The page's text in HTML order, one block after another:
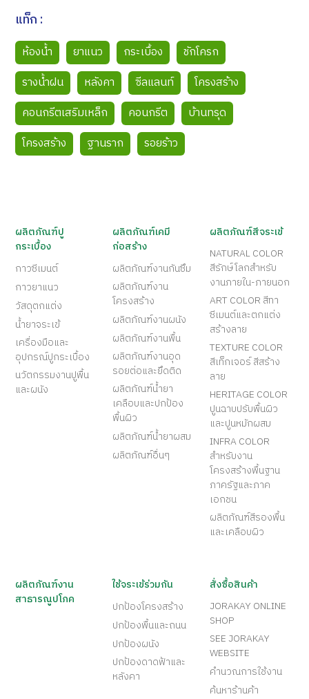
แท็ก :
ห้องน้ำ ยาแนว กระเบื้อง
ชักโครก
รางน้ำฝน
หลังคา ซีลแลนท์
โครงสร้าง
คอนกรีตเสริมเหล็ก
คอนกรีต
บ้านทรุด
โครงสร้าง
ฐานราก รอยร้าว
ผลิตภัณฑ์ปู
กระเบื้อง
กาวซีเมนต์
กาวยาแนว
วัสดุตกแต่ง
น้ำยาจระเข้
เครื่องมือและ
อุปกรณ์ปูกระเบื้อง
นวัตกรรมงานปูพื้น
และผนัง
ผลิตภัณฑ์เคมี
ก่อสร้าง
ผลิตภัณฑ์งานกันซึม
ผลิตภัณฑ์งาน
โครงสร้าง
ผลิตภัณฑ์งานผนัง
ผลิตภัณฑ์งานพื้น
ผลิตภัณฑ์งานอุด
รอยต่อและยึดติด
ผลิตภัณฑ์น้ำยา
เคลือบและปกป้อง
พื้นผิว
ผลิตภัณฑ์น้ำยาผสม
ผลิตภัณฑ์อื่นๆ
ผลิตภัณฑ์สีจระเข้
NATURAL COLOR
สีรักษ์โลกสำหรับ
งานภายใน-ภายนอก
ART COLOR สีทา
ซีเมนต์และตกแต่ง
สร้างลาย
TEXTURE COLOR
สีเท็กเจอร์ สีสร้าง
ลาย
HERITAGE COLOR
ปูนฉาบปรับพื้นผิว
และปูนหมักผสม
INFRA COLOR
สำหรับงาน
โครงสร้างพื้นฐาน
ภาครัฐและภาค
เอกชน
ผลิตภัณฑ์สีรองพื้น
และเคลือบผิว
ผลิตภัณฑ์งาน
สาธารณูปโภค
ใช้จระเข้ร่วมกัน
ปกป้องโครงสร้าง
ปกป้องพื้นและถนน
ปกป้องผนัง
ปกป้องดาดฟ้าและ
หลังคา
สั่งซื้อสินค้า
JORAKAY ONLINE
SHOP
SEE JORAKAY
WEBSITE
คำนวณการใช้งาน
ค้นหาร้านค้า